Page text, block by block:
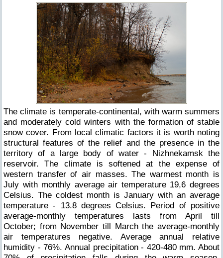
The climate is temperate-continental, with warm summers
and moderately cold winters with the formation of stable
snow cover. From local climatic factors it is worth noting
structural features of the relief and the presence in the
territory of a large body of water - Nizhnekamsk the
reservoir. The climate is softened at the expense of
western transfer of air masses. The warmest month is
July with monthly average air temperature 19,6 degrees
Celsius. The coldest month is January with an average
temperature - 13.8 degrees Celsius. Period of positive
average-monthly temperatures lasts from April till
October; from November till March the average-monthly
air temperatures negative. Average annual relative
humidity - 76%. Annual precipitation - 420-480 mm. About